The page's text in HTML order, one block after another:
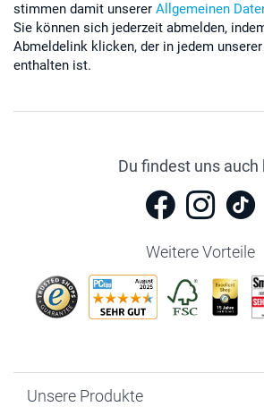
stimmen damit unserer Allgemeinen
Sie können sich jederzeit abmelden,
Abmeldelink klicken, der in jedem
enthalten ist.
Du findest uns auch
Weitere Vorteile
Unsere Produkte